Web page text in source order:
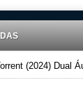
(2024) Dual